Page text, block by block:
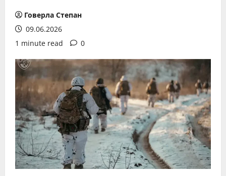
Говерла Степан
09.06.2026
1 minute read
0